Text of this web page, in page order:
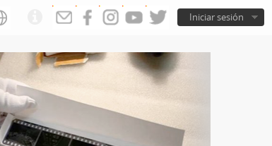
Iniciar sesión